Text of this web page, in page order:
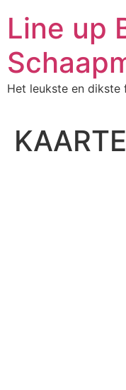
de
inhoud
Line up
Het leukste en dikste